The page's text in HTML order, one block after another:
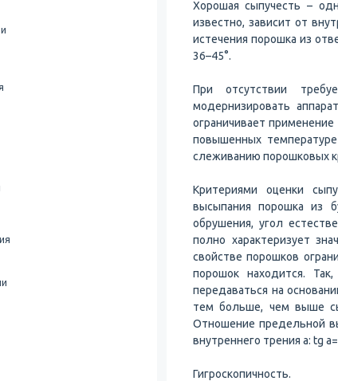
Хорошая сыпучесть –
известно, зависит от
истечения порошка из
36–45°.
При отсутствии
модернизировать
ограничивает
повышенных
слеживанию порошковых
Критериями оценки
высыпания порошка из
обрушения, угол
полно характеризует
свойстве порошков
порошок находится.
передаваться на
тем больше, чем выше
Отношение предельной
внутреннего трения a: tg
Гигроскопичность.